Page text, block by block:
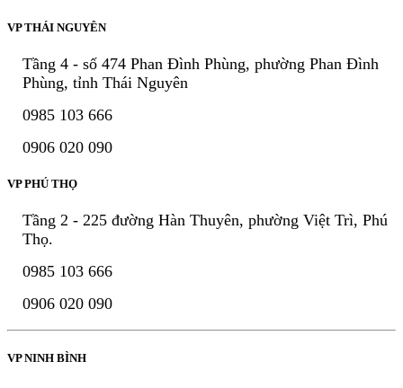
VP THÁI NGUYÊN
Tầng 4 - số 474 Phan Đình Phùng, phường Phan Đình
Phùng, tỉnh Thái Nguyên
0985 103 666
0906 020 090
VP PHÚ THỌ
Tầng 2 - 225 đường Hàn Thuyên, phường Việt Trì, Phú
Thọ.
0985 103 666
0906 020 090
VP NINH BÌNH